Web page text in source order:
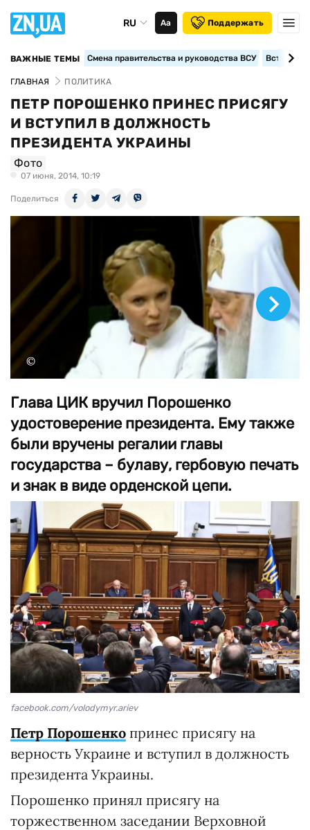
RU Аа Поддержать
ВАЖНЫЕ ТЕМЫ Смена правительства и руководства ВСУ
ГЛАВНАЯ ПОЛИТИКА
ПЕТР ПОРОШЕНКО ПРИНЕС ПРИСЯГУ
И ВСТУПИЛ В ДОЛЖНОСТЬ
ПРЕЗИДЕНТА УКРАИНЫ
Фото
07 июня, 2014, 10:19
Поделиться
©
Глава ЦИК вручил Порошенко
удостоверение президента. Ему также
были вручены регалии главы
государства – булаву, гербовую печать
и знак в виде орденской цепи.
facebook.com/volodymyr.ariev
Петр Порошенко принес присягу на
верность Украине и вступил в должность
президента Украины.
Порошенко принял присягу на
торжественном заседании Верховной